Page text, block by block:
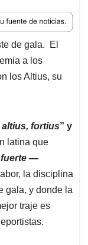
de gala. El
a los
los Altius, su
altius, fortius” y
latina que
fuerte —
la disciplina
gala, y donde la
traje es